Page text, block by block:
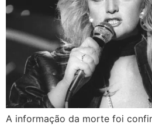
A informação da morte foi